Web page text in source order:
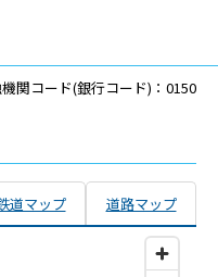
関コード(銀行コード)：0150
道マップ 道路マップ